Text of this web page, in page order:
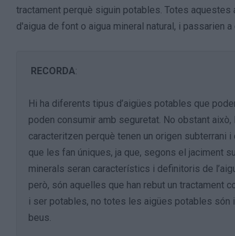
tractament perquè siguin potables. Totes
d'aigua de font o aigua mineral natural, i passarien
RECORDA:
Hi ha diferents tipus d’aigües potables que
poden consumir amb seguretat. No obstant
caracteritzen perquè tenen un origen subterrani
que les fan úniques, ja que, segons el jaciment
minerals seran característics i definitoris de
però, són aquelles que han rebut un tractament
i ser potables, no totes les aigües potables
beus.